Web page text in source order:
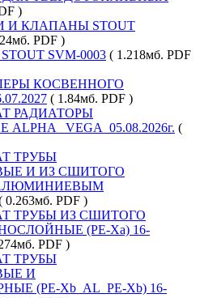
)
И КЛАПАНЫ STOUT
PDF )
SVM-0003 ( 1.218мб. PDF
КОСВЕННОГО
( 1.84мб. PDF )
РАДИАТОРЫ
_VEGA_05.08.2026г. (
ТРУБЫ
И ИЗ СШИТОГО
0.263мб. PDF )
ТРУБЫ ИЗ СШИТОГО
(PE-Xa) 16-
PDF )
ТРУБЫ
И
(PE-Xb_AL_PE-Xb) 16-